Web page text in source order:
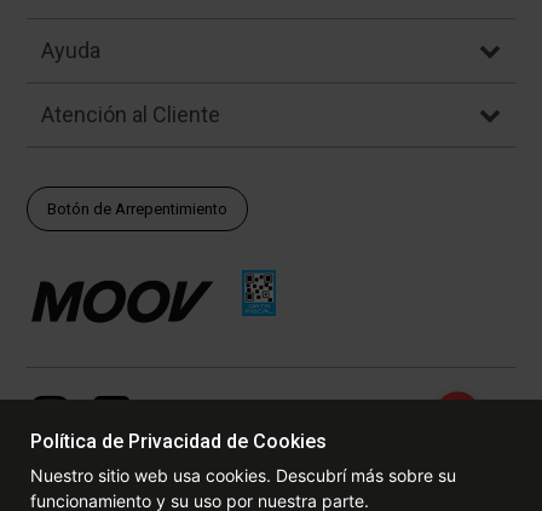
Ayuda
Atención al Cliente
Botón de Arrepentimiento
Política de Privacidad de Cookies
Nuestro sitio web usa cookies. Descubrí más sobre su
funcionamiento y su uso por nuestra parte.